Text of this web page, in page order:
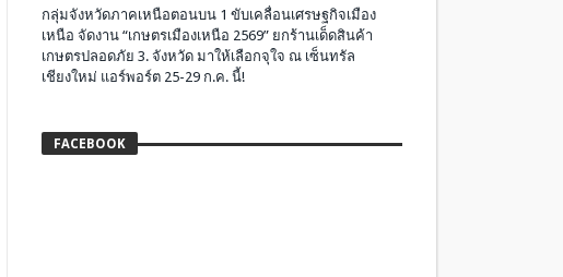
กลุ่มจังหวัดภาคเหนือตอนบน 1 ขับเคลื่อนเศรษฐกิจเมือง
เหนือ จัดงาน “เกษตรเมืองเหนือ 2569” ยกร้านเด็ดสินค้า
เกษตรปลอดภัย 3. จังหวัด มาให้เลือกจุใจ ณ เซ็นทรัล
เชียงใหม่ แอร์พอร์ต 25-29 ก.ค. นี้!
FACEBOOK